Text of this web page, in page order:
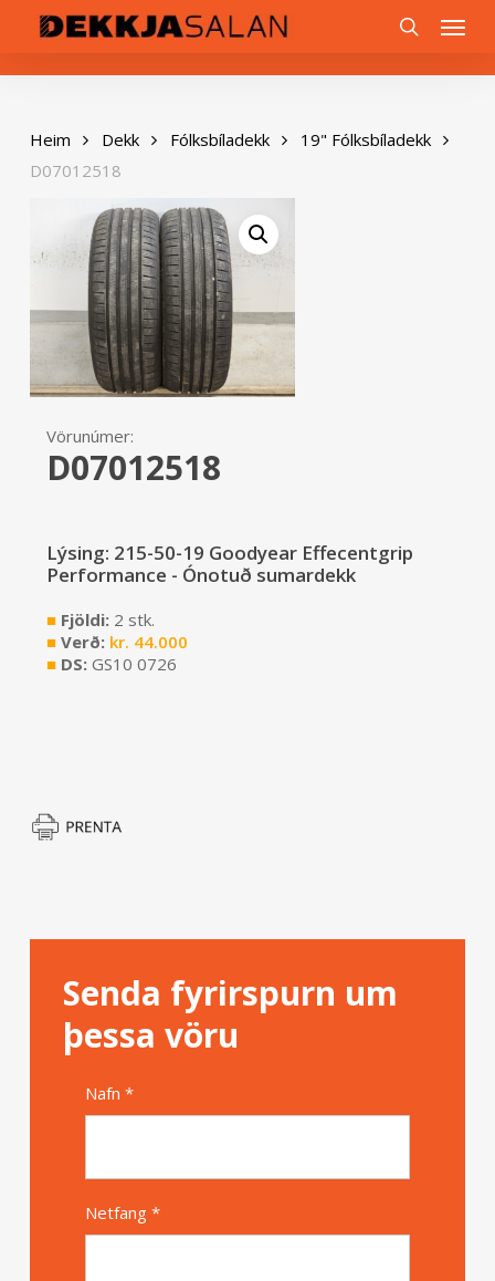
content
Menu
Heim Dekk Fólksbíladekk
19" Fólksbíladekk
D07012518
Vörunúmer:
D07012518
Lýsing: 215-50-19 Goodyear Effecentgrip
Performance - Ónotuð sumardekk
■Fjöldi: 2 stk.
■Verð: kr. 44.000
■DS: GS10 0726
Senda fyrirspurn um
þessa vöru
Nafn *
Netfang *